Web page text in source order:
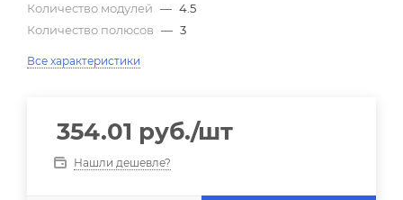
Количество модулей — 4.5
Количество полюсов — 3
Все характеристики
354.01 руб./шт
Нашли дешевле?